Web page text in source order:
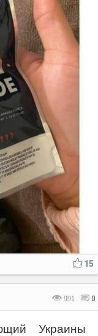
15
991 0
Украины